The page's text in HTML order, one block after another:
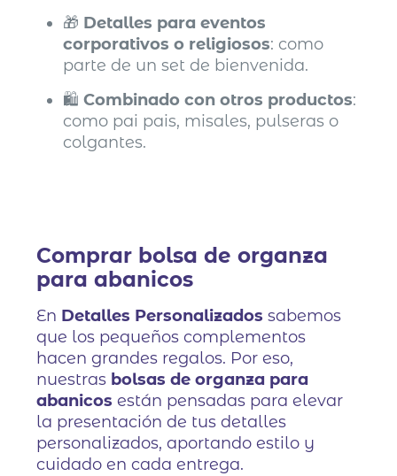
🎁 Detalles para eventos
corporativos o religiosos: como
parte de un set de bienvenida.
🛍️Combinado con otros productos:
como pai pais, misales, pulseras o
colgantes.
Comprar bolsa de organza
para abanicos
En Detalles Personalizados sabemos
que los pequeños complementos
hacen grandes regalos. Por eso,
nuestras bolsas de organza para
abanicos están pensadas para elevar
la presentación de tus detalles
personalizados, aportando estilo y
cuidado en cada entrega.